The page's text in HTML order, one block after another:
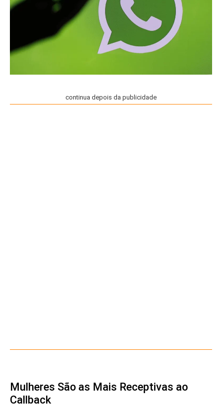
continua depois da publicidade
Mulheres São as Mais Receptivas ao
Callback